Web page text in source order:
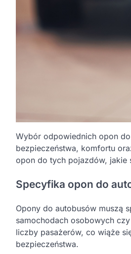
Wybór odpowiednich opon
bezpieczeństwa, komfortu
opon do tych pojazdów, jakie
Specyfika opon do
Opony do autobusów muszą
samochodach osobowych
liczby pasażerów, co wiąże
bezpieczeństwa.